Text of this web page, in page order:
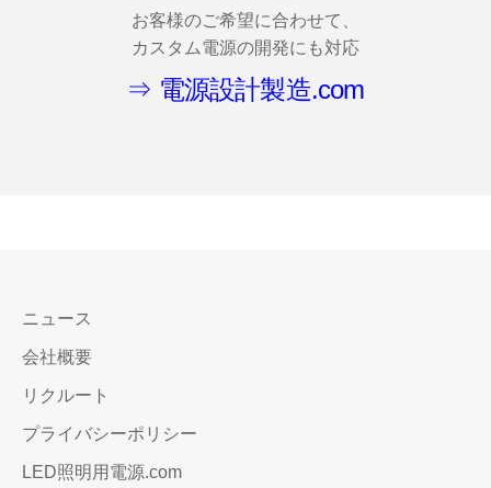
お客様のご希望に合わせて、
カスタム電源の開発にも対応
⇒ 電源設計製造.com
ニュース
会社概要
リクルート
プライバシーポリシー
LED照明用電源.com